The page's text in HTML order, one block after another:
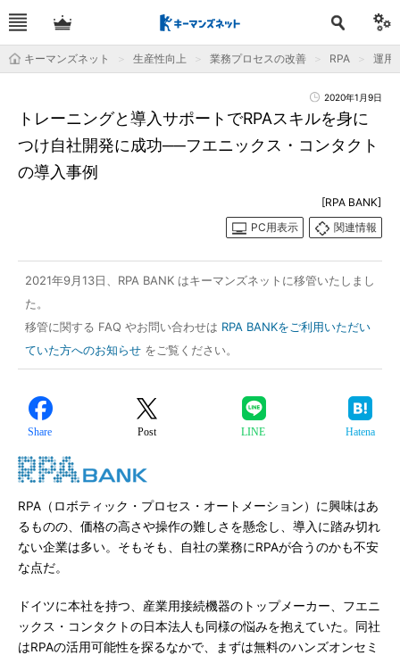
キーマンズネット 生産性向上 業務プロセスの改善 RPA 運用
2020年1月9日
トレーニングと導入サポートでRPAスキルを身に
つけ自社開発に成功──フエニックス・コンタクト
の導入事例
[RPA BANK]
PC用表示
関連情報
2021年9月13日、RPA BANK はキーマンズネットに移管いたしまし
た。
移管に関する FAQ やお問い合わせは RPA BANKをご利用いただい
ていた方へのお知らせ をご覧ください。
Share Post LINE Hatena
RPA（ロボティック・プロセス・オートメーション）に興味はあ
るものの、価格の高さや操作の難しさを懸念し、導入に踏み切れ
ない企業は多い。そもそも、自社の業務にRPAが合うのかも不安
な点だ。
ドイツに本社を持つ、産業用接続機器のトップメーカー、フエニ
ックス・コンタクトの日本法人も同様の悩みを抱えていた。同社
はRPAの活用可能性を探るなかで、まずは無料のハンズオンセミ